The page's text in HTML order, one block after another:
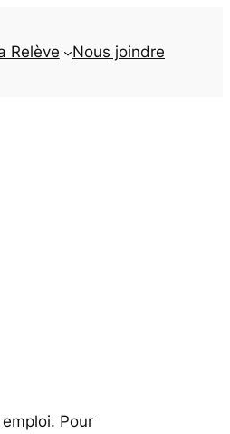
Relève Nous joindre
Pour